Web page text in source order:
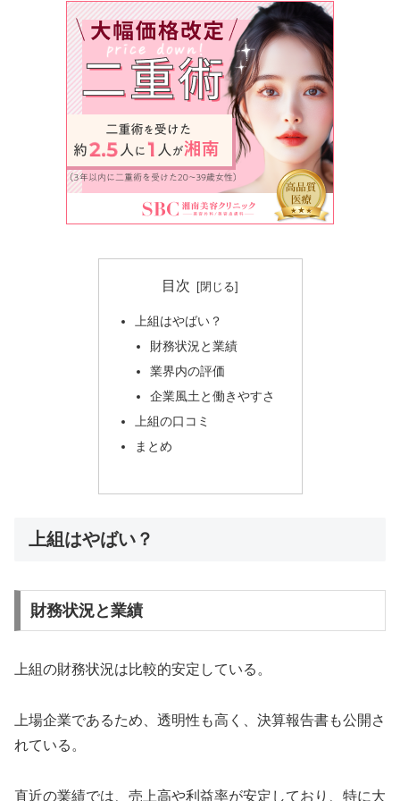
目次
上組はやばい？
財務状況と業績
業界内の評価
企業風土と働きやすさ
上組の口コミ
まとめ
上組はやばい？
財務状況と業績
上組の財務状況は比較的安定している。
上場企業であるため、透明性も高く、決算報告書も公開さ
れている。
直近の業績では、売上高や利益率が安定しており、特に大